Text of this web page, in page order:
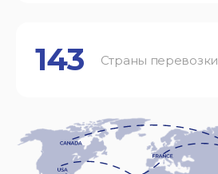
143 Страны перевозки